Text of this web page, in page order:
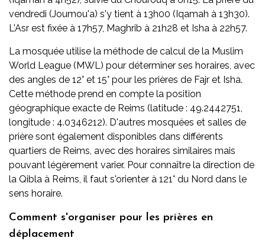
vendredi (Joumou'a) s'y tient à 13h00 (Iqamah à 13h30).
L'Asr est fixée à 17h57, Maghrib à 21h28 et Isha à 22h57.
La mosquée utilise la méthode de calcul de la Muslim
World League (MWL) pour déterminer ses horaires, avec
des angles de 12° et 15° pour les prières de Fajr et Isha.
Cette méthode prend en compte la position
géographique exacte de Reims (latitude : 49.2442751,
longitude : 4.0346212). D'autres mosquées et salles de
prière sont également disponibles dans différents
quartiers de Reims, avec des horaires similaires mais
pouvant légèrement varier. Pour connaître la direction de
la Qibla à Reims, il faut s'orienter à 121° du Nord dans le
sens horaire.
Comment s'organiser pour les prières en
déplacement